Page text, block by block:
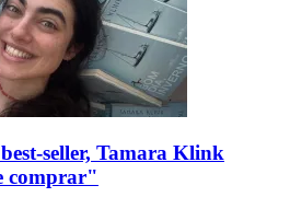
seller, Tamara Klink
comprar"